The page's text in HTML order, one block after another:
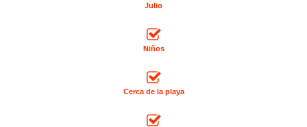
Julio
Niños
Cerca de la playa